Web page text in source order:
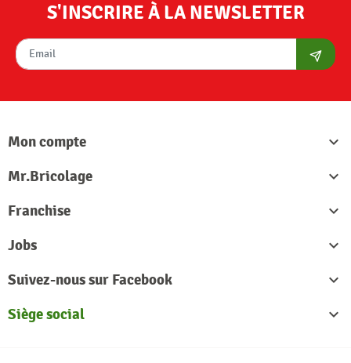
S'INSCRIRE À LA NEWSLETTER
Mon compte

Mr.Bricolage

Franchise

Jobs

Suivez-nous sur Facebook

Siège social
